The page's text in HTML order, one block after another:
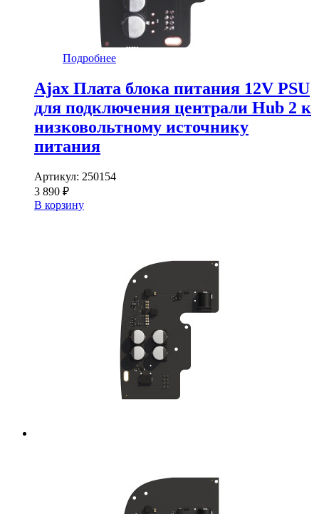
Подробнее
Ajax Плата блока питания 12V PSU
для подключения централи Hub 2 к
низковольтному источнику
питания
Артикул: 250154
3 890 ₽
В корзину